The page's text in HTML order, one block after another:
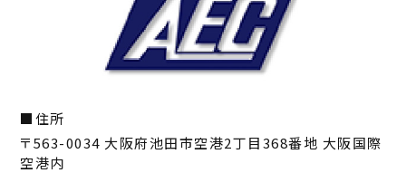
住所
〒563-0034 大阪府池田市空港2丁目368番地 大阪国際
空港内